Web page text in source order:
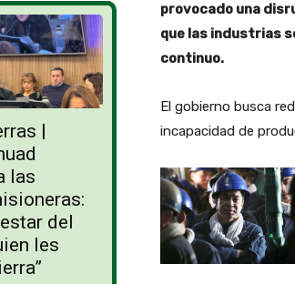
|
las
del
les
provocado una
que las industrias
continuo.
El gobierno busca
incapacidad de